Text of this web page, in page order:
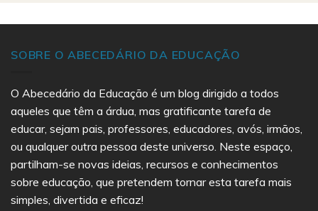
SOBRE O ABECEDÁRIO DA EDUCAÇÃO
O Abecedário da Educação é um blog dirigido a todos
aqueles que têm a árdua, mas gratificante tarefa de
educar, sejam pais, professores, educadores, avós, irmãos,
ou qualquer outra pessoa deste universo. Neste espaço,
partilham-se novas ideias, recursos e conhecimentos
sobre educação, que pretendem tornar esta tarefa mais
simples, divertida e eficaz!